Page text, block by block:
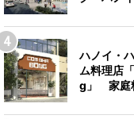
ハノイ・
ム料理店
g」 家庭